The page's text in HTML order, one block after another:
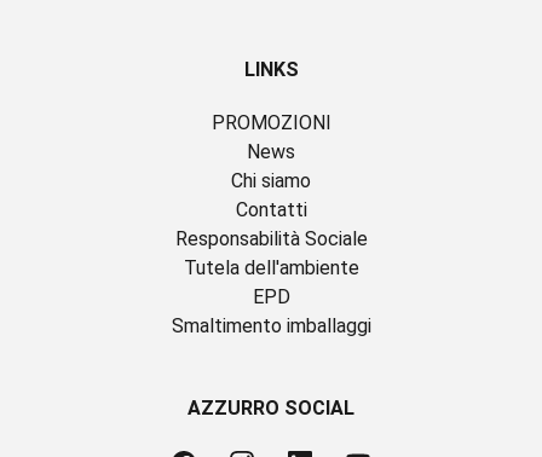
LINKS
PROMOZIONI
News
Chi siamo
Contatti
Responsabilità Sociale
Tutela dell'ambiente
EPD
Smaltimento imballaggi
AZZURRO SOCIAL